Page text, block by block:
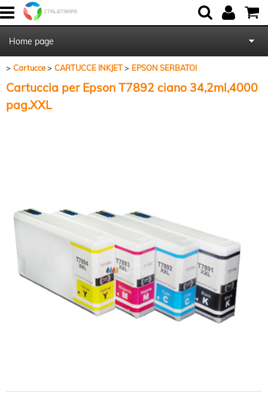
Home page
Chi Siamo
Contattaci
Cartucce CARTUCCE INKJET EPSON SERBATOI
Cartuccia per Epson T7892 ciano 34,2ml,4000
pag.XXL